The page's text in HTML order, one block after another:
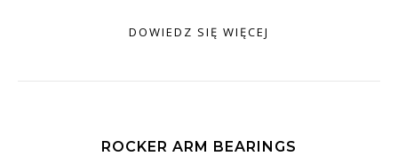
DOWIEDZ SIĘ WIĘCEJ
ROCKER ARM BEARINGS